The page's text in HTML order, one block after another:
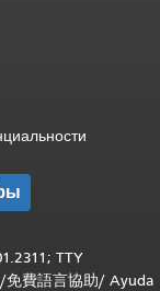
TTY
免費語言協助/ Ayuda